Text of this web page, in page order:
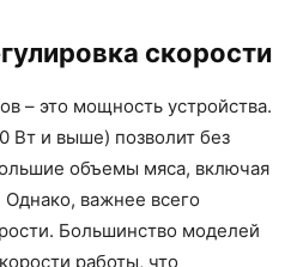
скорости
– это мощность устройства.
Вт и выше) позволит без
объемы мяса, включая
важнее всего
Большинство моделей
работы, что